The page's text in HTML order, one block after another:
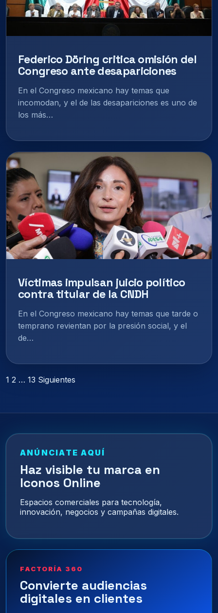
Federico Döring critica omisión del
Congreso ante desapariciones
En el Congreso mexicano hay temas que
incomodan, y el de las desapariciones es uno de
los más…
Víctimas impulsan juicio político
contra titular de la CNDH
En el Congreso mexicano hay temas que tarde o
temprano revientan por la presión social, y el
de…
Paginación
entradas
1 2 … 13 Siguientes
ANÚNCIATE AQUÍ
Haz visible tu marca en
Iconos Online
Espacios comerciales para tecnología,
innovación, negocios y campañas digitales.
FACTORÍA 360
Convierte audiencias
digitales en clientes